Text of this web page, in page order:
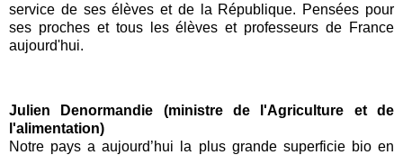
service de ses élèves et de la République. Pensées pour
ses proches et tous les élèves et professeurs de France
aujourd'hui.
Julien Denormandie (ministre de l'Agriculture et de
l'alimentation)
Notre pays a aujourd’hui la plus grande superficie bioen